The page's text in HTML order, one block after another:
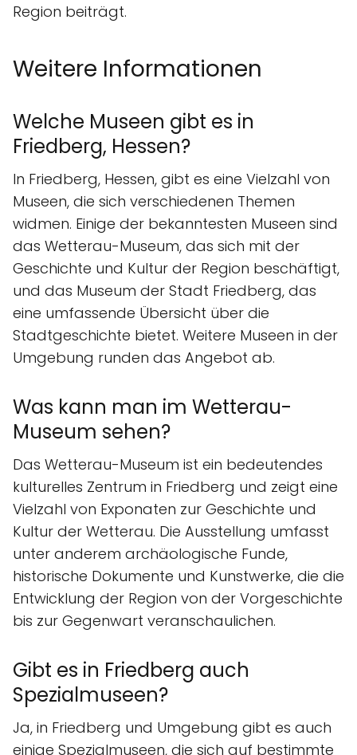
Region beiträgt.
Weitere Informationen
Welche Museen gibt es in
Friedberg, Hessen?
In Friedberg, Hessen, gibt es eine Vielzahl von
Museen, die sich verschiedenen Themen
widmen. Einige der bekanntesten Museen sind
das Wetterau-Museum, das sich mit der
Geschichte und Kultur der Region beschäftigt,
und das Museum der Stadt Friedberg, das
eine umfassende Übersicht über die
Stadtgeschichte bietet. Weitere Museen in der
Umgebung runden das Angebot ab.
Was kann man im Wetterau-
Museum sehen?
Das Wetterau-Museum ist ein bedeutendes
kulturelles Zentrum in Friedberg und zeigt eine
Vielzahl von Exponaten zur Geschichte und
Kultur der Wetterau. Die Ausstellung umfasst
unter anderem archäologische Funde,
historische Dokumente und Kunstwerke, die die
Entwicklung der Region von der Vorgeschichte
bis zur Gegenwart veranschaulichen.
Gibt es in Friedberg auch
Spezialmuseen?
Ja, in Friedberg und Umgebung gibt es auch
einige Spezialmuseen, die sich auf bestimmte